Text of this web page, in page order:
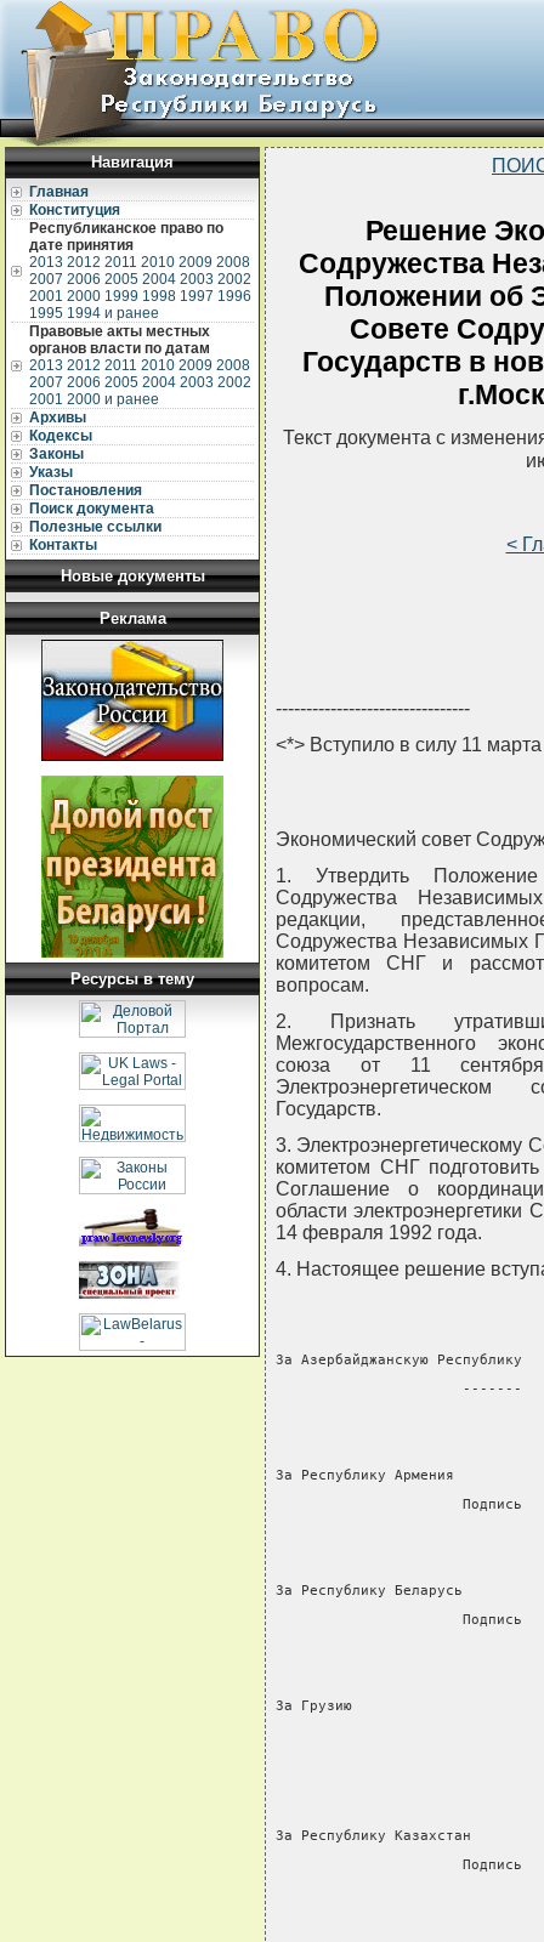
Навигация
Главная
Конституция
Республиканское право по
дате принятия
2013 2012 2011 2010 2009 2008
2007 2006 2005 2004 2003 2002
2001 2000 1999 1998 1997 1996
1995 1994 и ранее
Правовые акты местных
органов власти по датам
2013 2012 2011 2010 2009 2008
2007 2006 2005 2004 2003 2002
2001 2000 и ранее
Архивы
Кодексы
Законы
Указы
Постановления
Поиск документа
Полезные ссылки
Контакты
Новые документы
Реклама
Ресурсы в тему
Решение
Содружества
Положении об
Совете
Государств в
Текст документа с
<
--------------------------------
<*> Вступило в силу 11
Экономический совет
1. Утвердить Положение
Содружества
редакции,
Содружества Независимых
комитетом СНГ и
вопросам.
2. Признать
Межгосударственного
союза от 11
Государств.
3. Электроэнергетическому
комитетом СНГ
Соглашение о
области
14 февраля 1992 года.
4. Настоящее решение
За Азербайджанскую
-------
За Республику Армения
Подпись
За Республику Беларусь
Подпись
За Грузию
За Республику Казахстан
                      Подпись